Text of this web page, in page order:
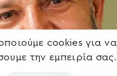
cookies για να
την εμπειρία σας.